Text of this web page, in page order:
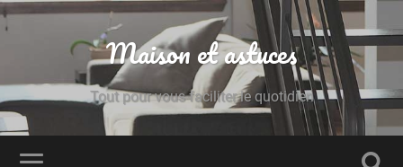
Maison et astuces
Tout pour vous faciliter le quotidien